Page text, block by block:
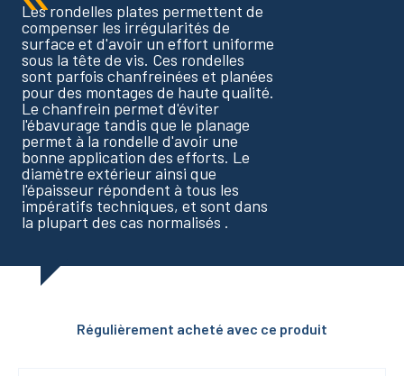
Les rondelles plates permettent de
compenser les irrégularités de
surface et d'avoir un effort uniforme
sous la tête de vis. Ces rondelles
sont parfois chanfreinées et planées
pour des montages de haute qualité.
Le chanfrein permet d'éviter
l'ébavurage tandis que le planage
permet à la rondelle d'avoir une
bonne application des efforts. Le
diamètre extérieur ainsi que
l'épaisseur répondent à tous les
impératifs techniques, et sont dans
la plupart des cas normalisés .
Régulièrement acheté avec ce produit